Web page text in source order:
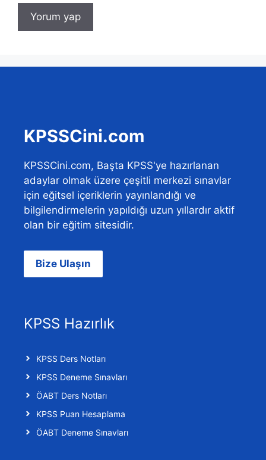
KPSSCini.com
KPSSCini.com, Başta KPSS'ye hazırlanan
adaylar olmak üzere çeşitli merkezi sınavlar
için eğitsel içeriklerin yayınlandığı ve
bilgilendirmelerin yapıldığı uzun yıllardır aktif
olan bir eğitim sitesidir.
Bize Ulaşın
KPSS Hazırlık
KPSS Ders Notları
KPSS Deneme Sınavları
ÖABT Ders Notları
KPSS Puan Hesaplama
ÖABT Deneme Sınavları